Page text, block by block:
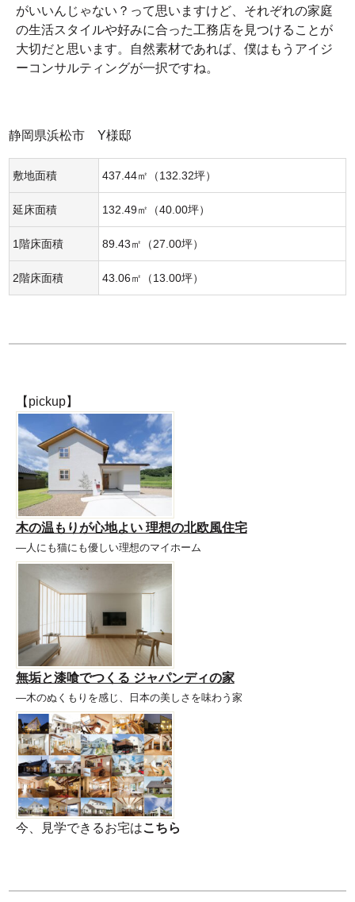
がいいんじゃない？って思いますけど、それぞれの家庭
の生活スタイルや好みに合った工務店を見つけることが
大切だと思います。自然素材であれば、僕はもうアイジ
ーコンサルティングが一択ですね。
静岡県浜松市 Y様邸
敷地面積 437.44㎡（132.32坪）
延床面積 132.49㎡（40.00坪）
1階床面積 89.43㎡（27.00坪）
2階床面積 43.06㎡（13.00坪）
【pickup】
木の温もりが心地よい 理想の北欧風住宅
―人にも猫にも優しい理想のマイホーム
無垢と漆喰でつくる ジャパンディの家
―木のぬくもりを感じ、日本の美しさを味わう家
今、見学できるお宅はこちら